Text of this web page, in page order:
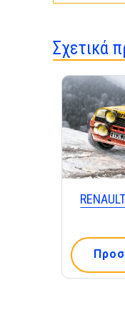
Σχετικά